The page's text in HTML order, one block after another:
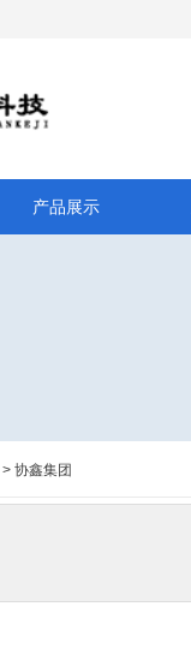
产品展示
> 协鑫集团